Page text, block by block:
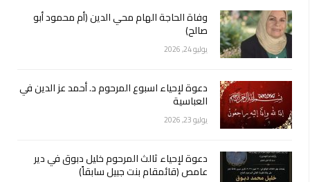
وفاة الحاجة الهام محي الدين (أم محمود أبو
صالح)
يوليو 24, 2026
دعوة لإحياء اسبوع المرحوم د. أحمد عز الدين في
العباسية
يوليو 23, 2026
دعوة لإحياء ثالث المرحوم خليل دبوق في دير
عامص (قائمقام بنت جبيل سابقاً)